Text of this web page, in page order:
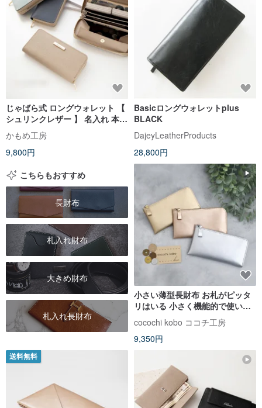
じゃばら式 ロングウォレット 【
シュリンクレザー 】 名入れ 本革
長財布 プレゼント HW19K
かもめ工房
9,800円
Basicロングウォレットplus
BLACK
DajeyLeatherProducts
28,800円
こちらもおすすめ
長財布
札入れ財布
大きめ財布
札入れ長財布
小さい薄型長財布 お札がピッタ
リはいる 小さく機能的で使いや
な上質人工皮革製
cocochi kobo ココチ工房
9,350円
送料無料